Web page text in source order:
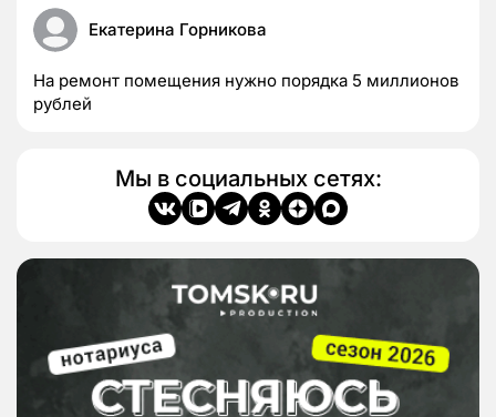
Екатерина Горникова
На ремонт помещения нужно порядка 5 миллионов
рублей
Мы в социальных сетях: